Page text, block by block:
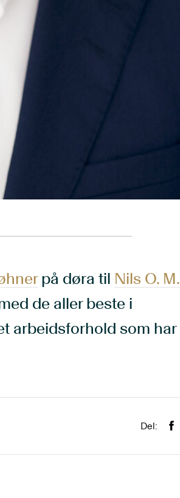
på døra til
Nils O. M.
de aller beste i
arbeidsforhold som har
Del: